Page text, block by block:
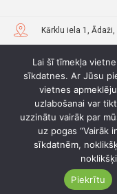
Kārklu iela 1,
+371 26936486
Lai šī tīmekļa
sīkdatnes. Ar Jūsu
vietnes
uzlabošanai var
uzzinātu vairāk par
uz pogas “Vairāk
sīkdatnēm,
Piekrītu